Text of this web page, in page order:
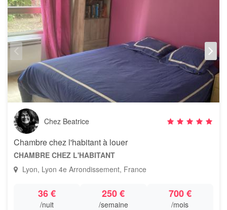
Chez Beatrice
Chambre chez l'habitant à louer
CHAMBRE CHEZ L'HABITANT
Lyon, Lyon 4e Arrondissement, France
36 €
/nuit
250 €
/semaine
700 €
/mois